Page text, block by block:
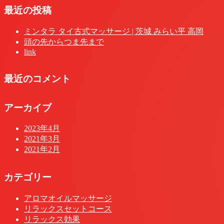
最近の投稿
ミンタラ タイ古式マッサージ | 茨城 みらい平 高岡
頭の先からつま先まで
link
最近のコメント
アーカイブ
2023年4月
2021年3月
2021年2月
カテゴリー
アロマオイルマッサージ
リラックスセットコース
リラックス効果